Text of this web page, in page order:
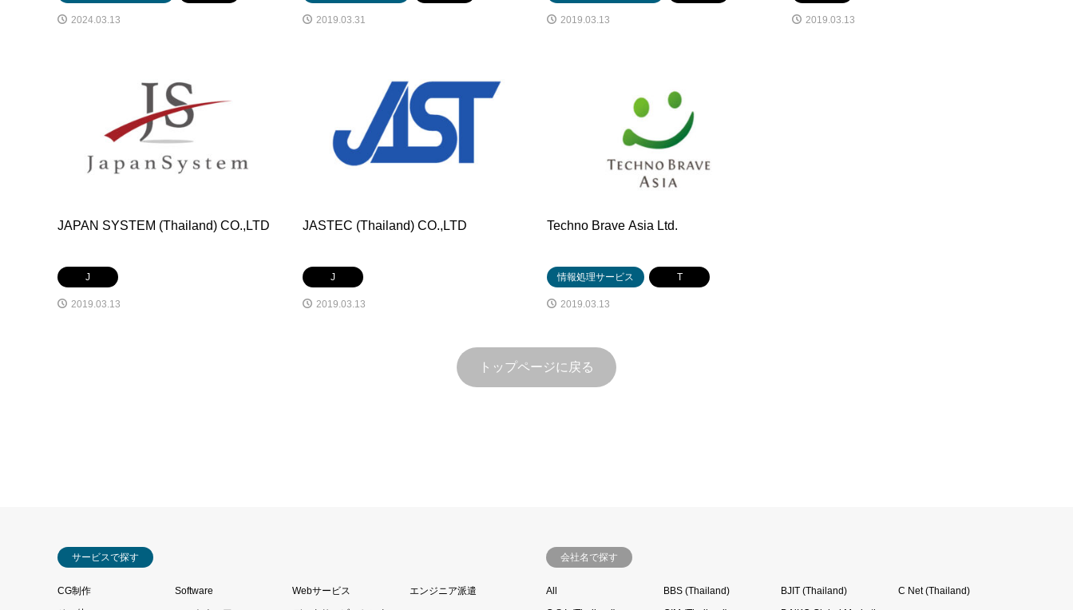
2024.03.13 2019.03.31 2019.03.13 2019.03.13
JAPAN SYSTEM (Thailand) CO.,LTD
J
2019.03.13
JASTEC (Thailand) CO.,LTD
J
2019.03.13
Techno Brave Asia Ltd.
情報処理サービス T
2019.03.13
トップページに戻る
サービスで探す
CG制作 Software Webサービス
エンジニア派遣
会社名で探す
All BBS (Thailand) BJIT (Thailand)
C Net (Thailand)